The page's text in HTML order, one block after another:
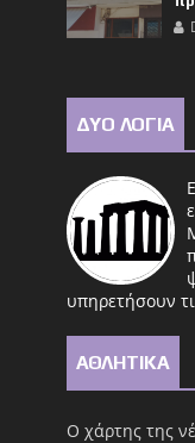
ΔΥΟ ΛΟΓΙΑ
υπηρετήσουν
ΑΘΛΗΤΙΚΑ
Ο χάρτης της